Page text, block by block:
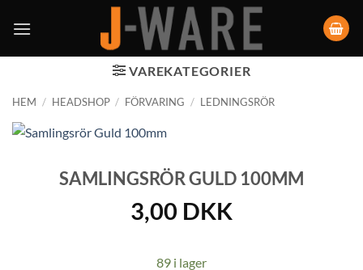
VAREKATEGORIER
HEM / HEADSHOP / FÖRVARING / LEDNINGSRÖR
SAMLINGSRÖR GULD 100MM
3,00 DKK
89 i lager